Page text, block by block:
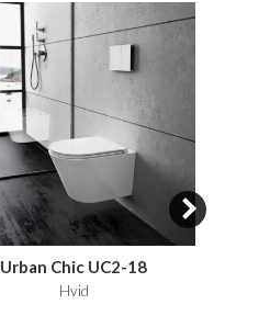
Urban Chic UC2-18
Hvid